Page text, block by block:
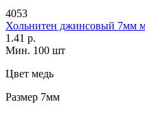
4053
Хольнитен джинсовый 7мм
1.41 р.
Мин. 100 шт
Цвет медь
Размер 7мм